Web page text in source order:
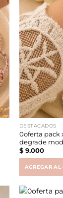
DESTACADOS
0oferta pack
degrade
$9.000
AGREGAR AL